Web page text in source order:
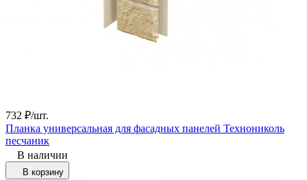
732 ₽/шт.
Планка универсальная для фасадных панелей Технониколь
песчаник
В наличии
В корзину